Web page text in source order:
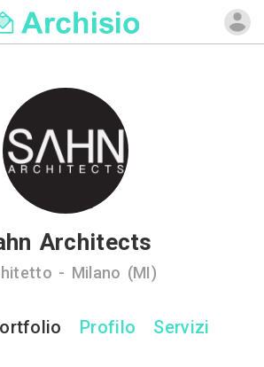
Architects
- Milano (MI)
Profilo Servizi